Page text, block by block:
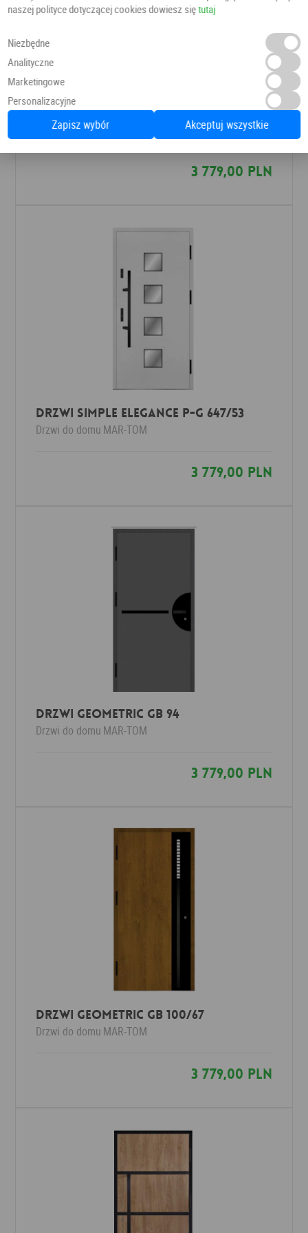
Drzwi Simple Elegance P-G 640/52
Drzwi do domuMAR-TOM
3 779,00 PLN
Drzwi Simple Elegance P-G 647/53
Drzwi do domu MAR-TOM
3 779,00 PLN
Drzwi Geometric GB 94
Drzwi do domu MAR-TOM
3 779,00 PLN
Drzwi Geometric GB 100/67
Drzwi do domu MAR-TOM
3 779,00 PLN
naszej polityce dotyczącej cookies dowiesz siętutaj
Niezbędne
Analityczne
Marketingowe
Personalizacyjne
Zapisz wybór Akceptuj wszystkie